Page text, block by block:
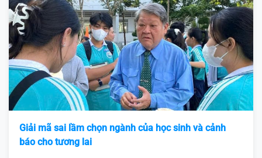
Giải mã sai lầm chọn ngành của học sinh và cảnh
báo cho tương lai